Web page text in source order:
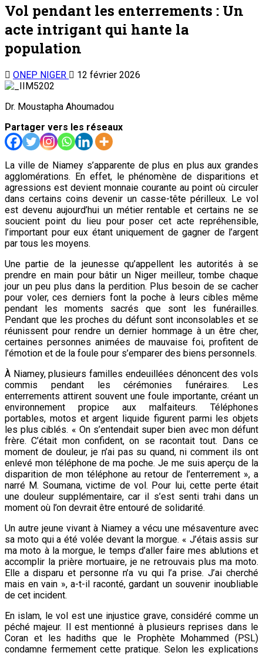
Vol pendant les enterrements : Un
acte intrigant qui hante la
population
ONEP NIGER 12 février 2026
Dr. Moustapha Ahoumadou
Partager vers les réseaux
La ville de Niamey s’apparente de plus en plus aux grandes
agglomérations. En effet, le phénomène de disparitions et
agressions est devient monnaie courante au point où circuler
dans certains coins devenir un casse-tête périlleux. Le vol
est devenu aujourd’hui un métier rentable et certains ne se
soucient point du lieu pour poser cet acte repréhensible,
l’important pour eux étant uniquement de gagner de l’argent
par tous les moyens.
Une partie de la jeunesse qu’appellent les autorités à se
prendre en main pour bâtir un Niger meilleur, tombe chaque
jour un peu plus dans la perdition. Plus besoin de se cacher
pour voler, ces derniers font la poche à leurs cibles même
pendant les moments sacrés que sont les funérailles.
Pendant que les proches du défunt sont inconsolables et se
réunissent pour rendre un dernier hommage à un être cher,
certaines personnes animées de mauvaise foi, profitent de
l’émotion et de la foule pour s’emparer des biens personnels.
À Niamey, plusieurs familles endeuillées dénoncent des vols
commis pendant les cérémonies funéraires. Les
enterrements attirent souvent une foule importante, créant un
environnement propice aux malfaiteurs. Téléphones
portables, motos et argent liquide figurent parmi les objets
les plus ciblés. « On s’entendait super bien avec mon défunt
frère. C’était mon confident, on se racontait tout. Dans ce
moment de douleur, je n’ai pas su quand, ni comment ils ont
enlevé mon téléphone de ma poche. Je me suis aperçu de la
disparition de mon téléphone au retour de l’enterrement », a
narré M. Soumana, victime de vol. Pour lui, cette perte était
une douleur supplémentaire, car il s’est senti trahi dans un
moment où l’on devrait être entouré de solidarité.
Un autre jeune vivant à Niamey a vécu une mésaventure avec
sa moto qui a été volée devant la morgue. « J’étais assis sur
ma moto à la morgue, le temps d’aller faire mes ablutions et
accomplir la prière mortuaire, je ne retrouvais plus ma moto.
Elle a disparu et personne n’a vu qui l’a prise. J’ai cherché
mais en vain », a-t-il raconté, gardant un souvenir inoubliable
de cet incident.
En islam, le vol est une injustice grave, considéré comme un
péché majeur. Il est mentionné à plusieurs reprises dans le
Coran et les hadiths que le Prophète Mohammed (PSL)
condamne fermement cette pratique. Selon les explications